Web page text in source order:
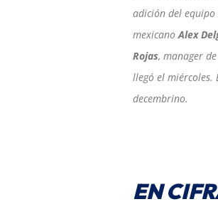
adición del
mexicanoAlex
Rojas, manager
llegó el miércoles.
decembrino.
EN